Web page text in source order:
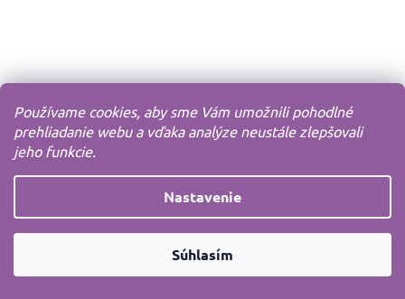
Používame cookies, aby sme Vám umožnili pohodlné
prehliadanie webu a vďaka analýze neustále zlepšovali
jeho funkcie.
Nastavenie
Súhlasím